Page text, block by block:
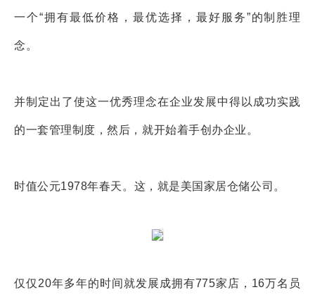
一个“拥有最低价格，最优选择，最好服务”的制胜理
念。
并制定出了使这一优秀理念在企业发展中得以成功实践
的一套管理制度，然后，就开始着手创办企业。
时值公元1978年春天。这，就是美国家居仓储公司。
仅仅20年多年的时间就发展成拥有775家店，16万名员